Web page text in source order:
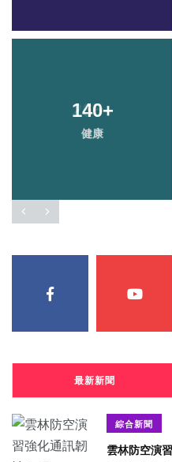
140+
健康
最新新聞
綜合新聞
雲林防空演